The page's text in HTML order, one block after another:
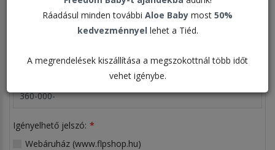
Ráadásul minden további Aloe Baby most 50%
kedvezménnyel lehet a Tiéd.
A megrendelések kiszállítása a megszokottnál több időt
vehet igénybe.
Kérem adja meg a szükséges
információkat!
Igényelhető jelszó:
Webáruház (www.flpshop.hu)